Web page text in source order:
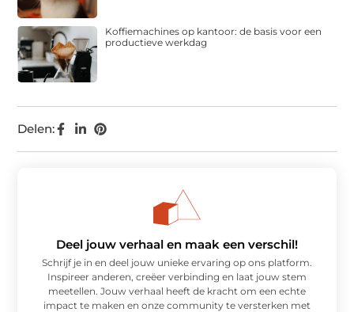
Delen:
Koffiemachines op kantoor: de basis voor een
productieve werkdag
Deel jouw verhaal en maak een verschil!
Schrijf je in en deel jouw unieke ervaring op ons platform.
Inspireer anderen, creëer verbinding en laat jouw stem
meetellen. Jouw verhaal heeft de kracht om een echte
impact te maken en onze community te versterken met